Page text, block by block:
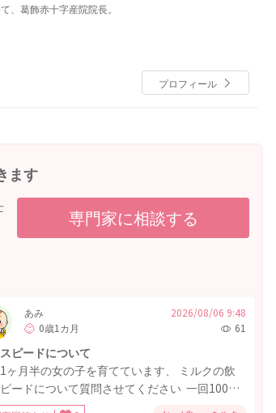
、葛飾赤十字産院院長。
プロフィール
ます
専門家に相談する
あみ
0歳1カ月
2026/08/06 9:48
61
ピードについて
ヶ月半の女の子を育てています、 ミルクの飲
ードについて質問させてください 一回100〜
リ程を、ピジョンの母乳実感乳首Sサイズであ